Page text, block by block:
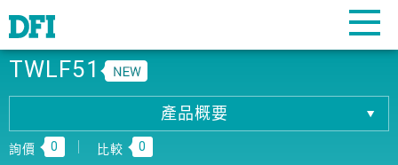
TWLF51
產品概要
產品概要
詢價 0 比較 0